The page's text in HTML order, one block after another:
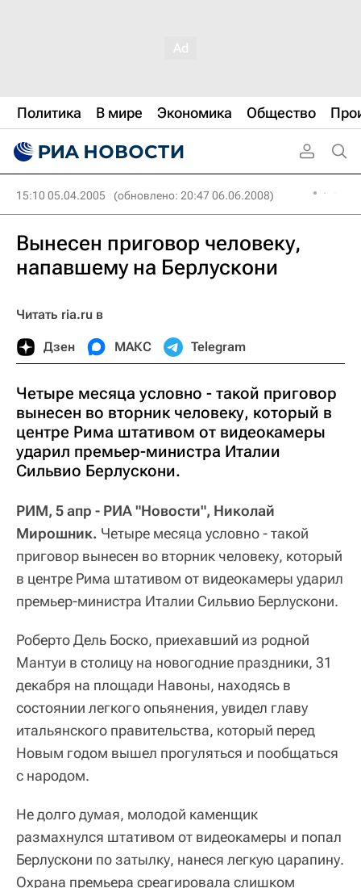
Политика В мире Экономика Общество
15:10 05.04.2005 (обновлено: 20:47 06.06.2008)
Вынесен приговор человеку,
напавшему на Берлускони
Читать ria.ru в
Дзен МАКС Telegram
Четыре месяца условно - такой приговор
вынесен во вторник человеку, который в
центре Рима штативом от видеокамеры
ударил премьер-министра Италии
Сильвио Берлускони.
РИМ, 5 апр - РИА "Новости", Николай
Мирошник. Четыре месяца условно - такой
приговор вынесен во вторник человеку, который
в центре Рима штативом от видеокамеры ударил
премьер-министра Италии Сильвио Берлускони.
Роберто Дель Боско, приехавший из родной
Мантуи в столицу на новогодние праздники, 31
декабря на площади Навоны, находясь в
состоянии легкого опьянения, увидел главу
итальянского правительства, который перед
Новым годом вышел прогуляться и пообщаться
с народом.
Не долго думая, молодой каменщик
размахнулся штативом от видеокамеры и попал
Берлускони по затылку, нанеся легкую царапину.
Охрана премьера среагировала слишком